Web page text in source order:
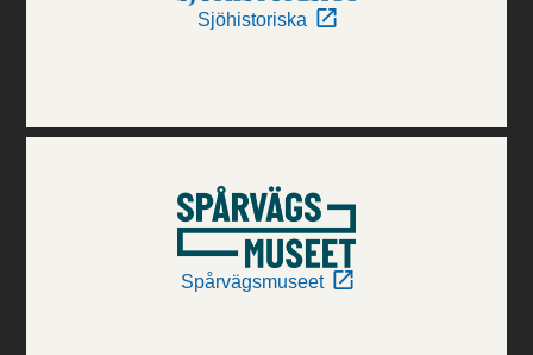
Sjöhistoriska
Spårvägsmuseet